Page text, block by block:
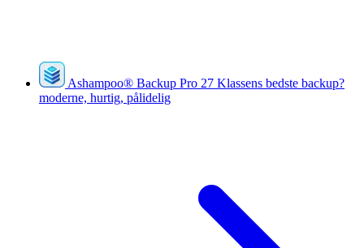
Ashampoo® Backup Pro 27 Klassens bedste backup?
moderne, hurtig, pålidelig